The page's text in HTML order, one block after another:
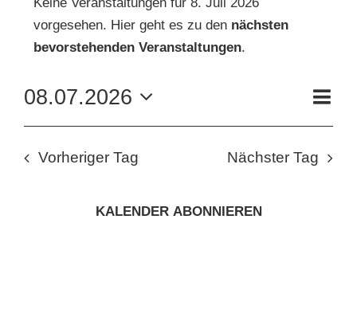
KUNSTSCHULE
KRONBERGER MALERKOLONIE
NACH:
FÜR
JULI
2026
Hinweis
vorgesehen. Hier geht es zu den nächsten
bevorstehenden Veranstaltungen.
Tag
08.07.2026
Datum
Vorheriger Tag Nächster Tag
KALENDER ABONNIEREN